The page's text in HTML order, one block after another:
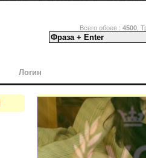
Всего обоев : 4500 ,
Логин